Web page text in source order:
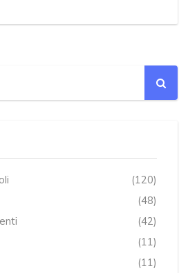
(120)
(48)
(42)
(11)
(11)